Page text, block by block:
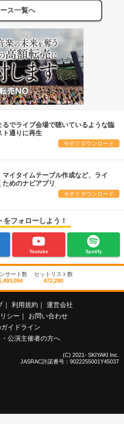
ス一覧へ
るでライブ会場で聴いているような臨
ト通りに再生
今すぐダウンロード
マイタイムテーブル作成など、ライ
めのナビアプリ
今すぐダウンロード
をフォローしよう！
Youtube Spotify
サート数
セットリスト数
472,280
｜ 利用規約 ｜ 運営会社
シー ｜
お問い合わせ
イドライン
公演主催者の方へ
(C) 2021- SKIYAKI Inc.
JASRAC許諾番号：9022255001Y45037